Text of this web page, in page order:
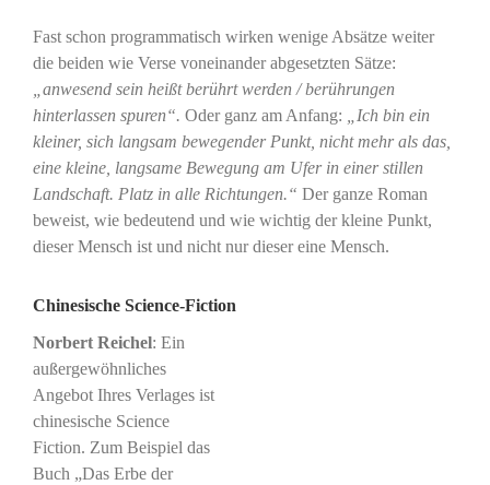
Fast schon programmatisch wirken wenige Absätze weiter
die beiden wie Verse voneinander abgesetzten Sätze:
„anwesend sein heißt berührt werden / berührungen
hinterlassen spuren“. Oder ganz am Anfang: „Ich bin ein
kleiner, sich langsam bewegender Punkt, nicht mehr als das,
eine kleine, langsame Bewegung am Ufer in einer stillen
Landschaft. Platz in alle Richtungen.“ Der ganze Roman
beweist, wie bedeutend und wie wichtig der kleine Punkt,
dieser Mensch ist und nicht nur dieser eine Mensch.
Chinesische Science-Fiction
Norbert Reichel: Ein
außergewöhnliches
Angebot Ihres Verlages ist
chinesische Science
Fiction. Zum Beispiel das
Buch „Das Erbe der